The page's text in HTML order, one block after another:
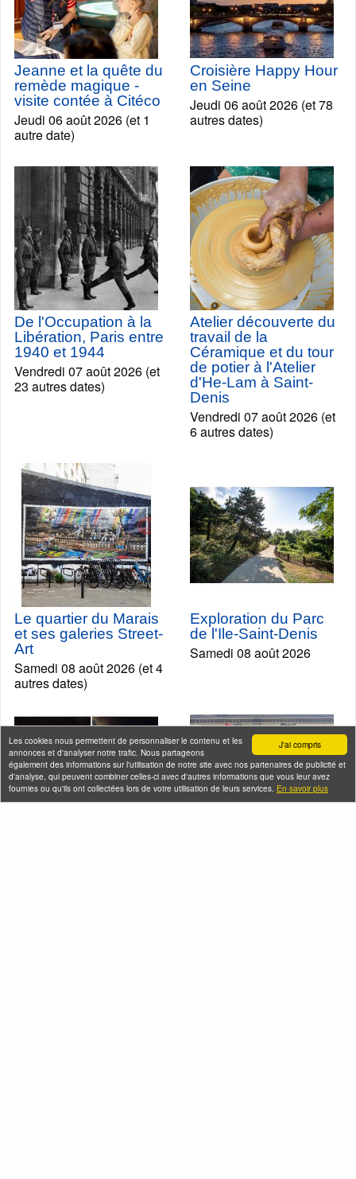
J'ai compris
Les cookies nous permettent de personnaliser le contenu et les
annonces et d'analyser notre trafic. Nous partageons
également des informations sur l'utilisation de notre site avec nos partenaires de publicité et
d'analyse, qui peuvent combiner celles-ci avec d'autres informations que vous leur avez
fournies ou qu'ils ont collectées lors de votre utilisation de leurs services. En savoir plus
Jeanne et la quête du
remède magique -
visite contée à Citéco
Jeudi 06 août 2026 (et 1
autre date)
Croisière Happy Hour
en Seine
Jeudi 06 août 2026 (et 78
autres dates)
De l'Occupation à la
Libération, Paris entre
1940 et 1944
Vendredi 07 août 2026 (et
23 autres dates)
Atelier découverte du
travail de la
Céramique et du tour
de potier à l'Atelier
d'He-Lam à Saint-
Denis
Vendredi 07 août 2026 (et
6 autres dates)
Le quartier du Marais
et ses galeries Street-
Art
Samedi 08 août 2026 (et 4
autres dates)
Exploration du Parc
de l'Ile-Saint-Denis
Samedi 08 août 2026